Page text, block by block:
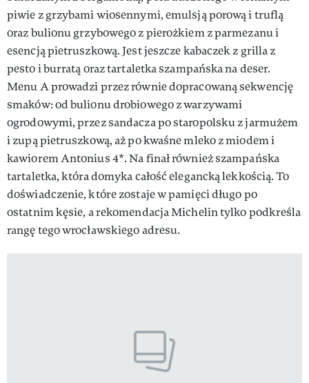
piwie z grzybami wiosennymi, emulsją porową i truflą
oraz bulionu grzybowego z pierożkiem z parmezanu i
esencją pietruszkową. Jest jeszcze kabaczek z grilla z
pesto i burratą oraz tartaletka szampańska na deser.
Menu A prowadzi przez równie dopracowaną sekwencję
smaków: od bulionu drobiowego z warzywami
ogrodowymi, przez sandacza po staropolsku z jarmużem
i zupą pietruszkową, aż po kwaśne mleko z miodem i
kawiorem Antonius 4*. Na finał również szampańska
tartaletka, która domyka całość elegancką lekkością. To
doświadczenie, które zostaje w pamięci długo po
ostatnim kęsie, a rekomendacja Michelin tylko podkreśla
rangę tego wrocławskiego adresu.